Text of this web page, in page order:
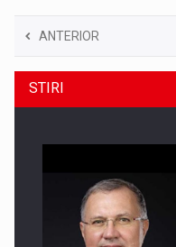
ANTERIOR
STIRI